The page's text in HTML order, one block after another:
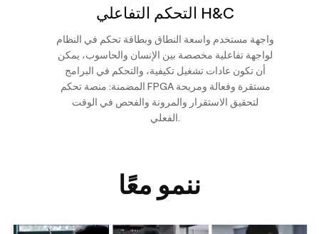
التحكم التفاعلي H&C
واجهة مستخدم واسعة النطاق وبطاقة تحكم في النظام
لواجهة تفاعلية مخصصة بين الإنسان والحاسوب، يمكن
أن تكون عادات تشغيل تكيفية، والتحكم في البرامج
المضمنة: منصة تحكم FPGA مستقرة وفعالة ومريحة
لتحقيق الاستقرار والمرونة والفحص في الوقت
الفعلي.
ننمو معًا